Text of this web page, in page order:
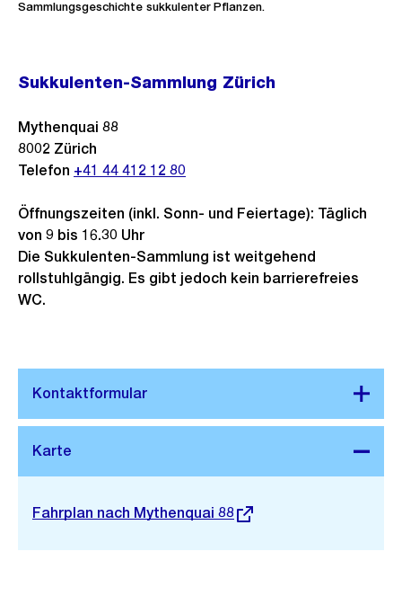
Sammlungsgeschichte sukkulenter Pflanzen.
Sukkulenten-Sammlung Zürich
Öffnungszeiten (inkl. Sonn- und Feiertage): Täglich
von 9 bis 16.30 Uhr
Die Sukkulenten-Sammlung ist weitgehend
rollstuhlgängig. Es gibt jedoch kein barrierefreies
WC.
Stadtplan 3D
Externer
Fahrplan nach Mythenquai 88
Mythenquai 88
8002 Zürich
Telefon +41 44 412 12 80